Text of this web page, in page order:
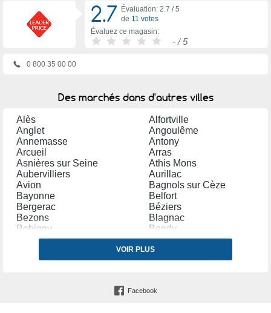
2.7 Évaluation: 2.7 /5
de 11 votes
Évaluez ce magasin:
- / 5
0 800 35 00 00
Des marchés dans d'autres villes
Alès
Alfortville
Anglet
Angoulême
Annemasse
Antony
Arcueil
Arras
Asnières sur Seine
Athis Mons
Aubervilliers
Aurillac
Avion
Bagnols sur Cèze
Bayonne
Belfort
Bergerac
Béziers
Bezons
Blagnac
Bobigny
Bondy
Bordeaux
Bourg en Bresse
Brétigny sur Orge
Brive la Gaillarde
Bron
Chambéry
VOIR PLUS
Facebook